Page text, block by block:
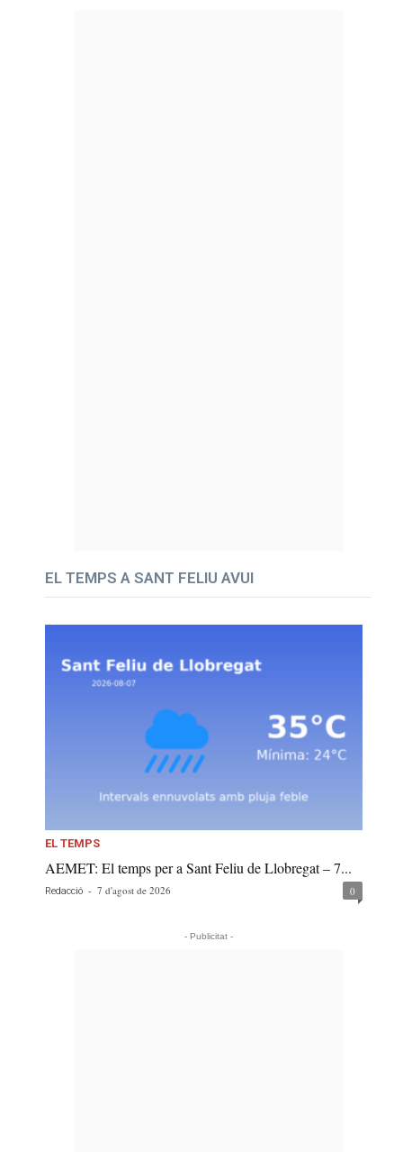
EL TEMPS A SANT FELIU AVUI
EL TEMPS
AEMET: El temps per a Sant Feliu de Llobregat – 7...
Redacció - 7 d'agost de 2026 0
- Publicitat -